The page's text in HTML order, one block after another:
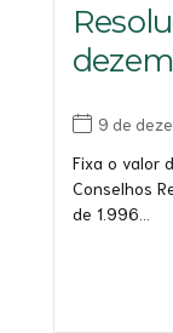
9 de
Fixa o valor
Conselhos
de 1.996...